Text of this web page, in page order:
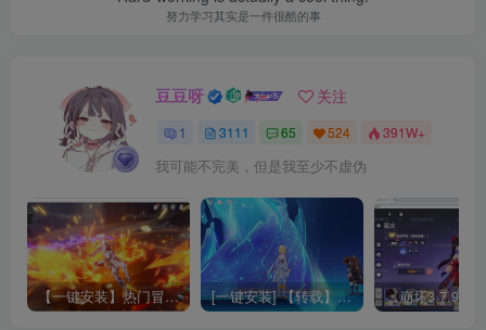
努力学习其实是一件很酷的事
豆豆呀 关注
1 3111 65 524 391W+
我可能不完美，但是我至少不虚伪
【一键安装】热门冒险策略类游戏崩坏：星穹铁道全新2.3版本一键端+一键代理+一键启动+免虚拟机 [一键安装] 【转载】原神3.4真端服务端+源码+配套客户端+详尽说明+GM工具+源码说明文件